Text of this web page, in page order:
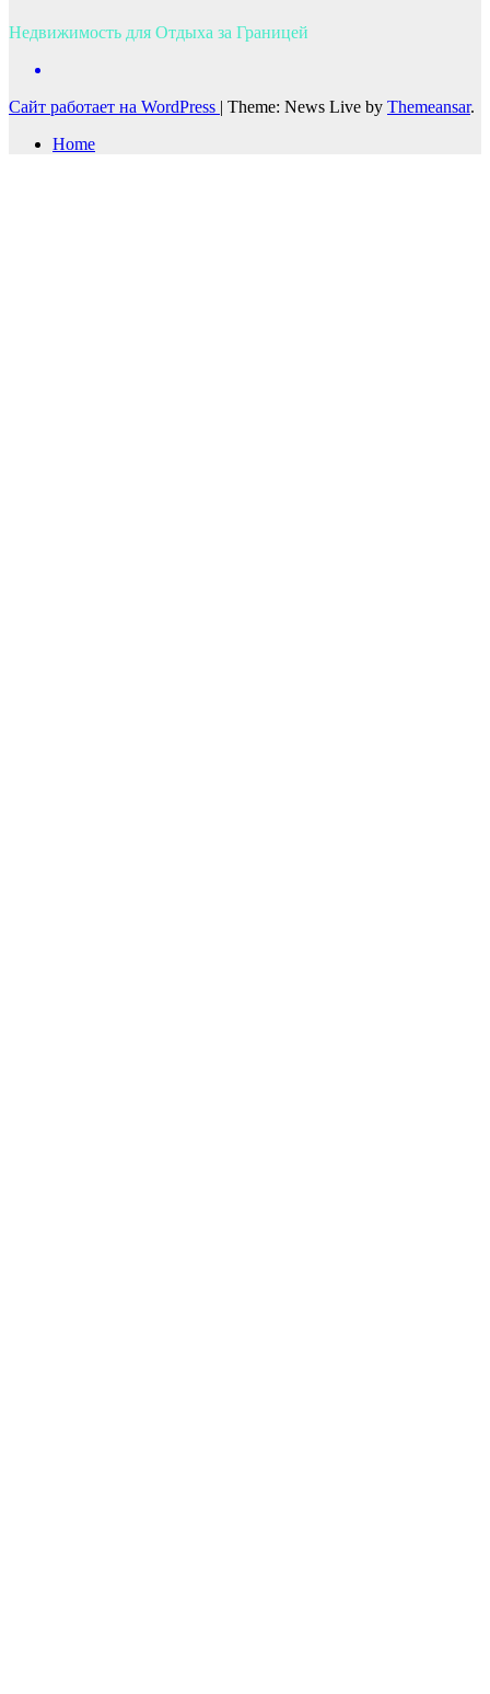
Недвижимость для Отдыха за Границей
Сайт работает на WordPress | Theme: News Live by Themeansar.
Home